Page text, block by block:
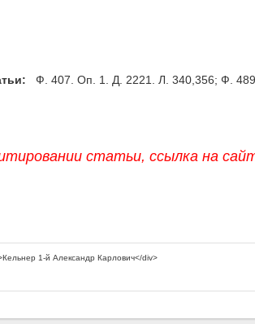
Ф. 407. Оп. 1. Д. 2221. Л. 340,356; Ф.
статьи, ссылка на